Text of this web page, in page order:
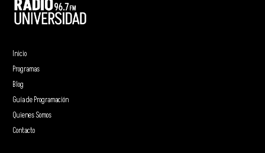
Inicio
Programas
Blog
Guía de Programación
Quienes Somos
Contacto